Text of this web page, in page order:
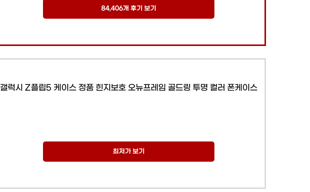
84,406개 후기 보기
갤럭시 Z플립5 케이스 정품 힌지보호 오뉴프레임 골드링 투명 컬러 폰케이스
최저가 보기